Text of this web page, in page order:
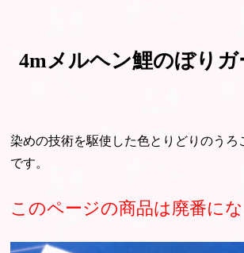
4mメルヘン鯉のぼり
染めの技術を駆使した色とりどりのう
です。
このページの商品は廃番にな